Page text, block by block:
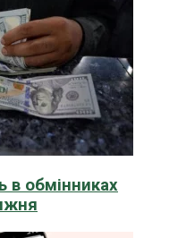
в обмінниках